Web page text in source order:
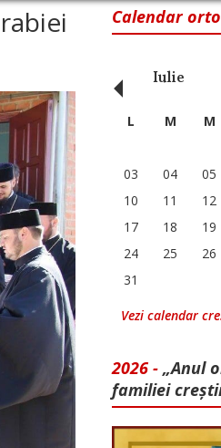
Calendar
Iulie
‹ L M M
03
04 05
10
11 12
17
18 19
24
25 26
31
Vezi calendar
2026 - „Anul
familiei